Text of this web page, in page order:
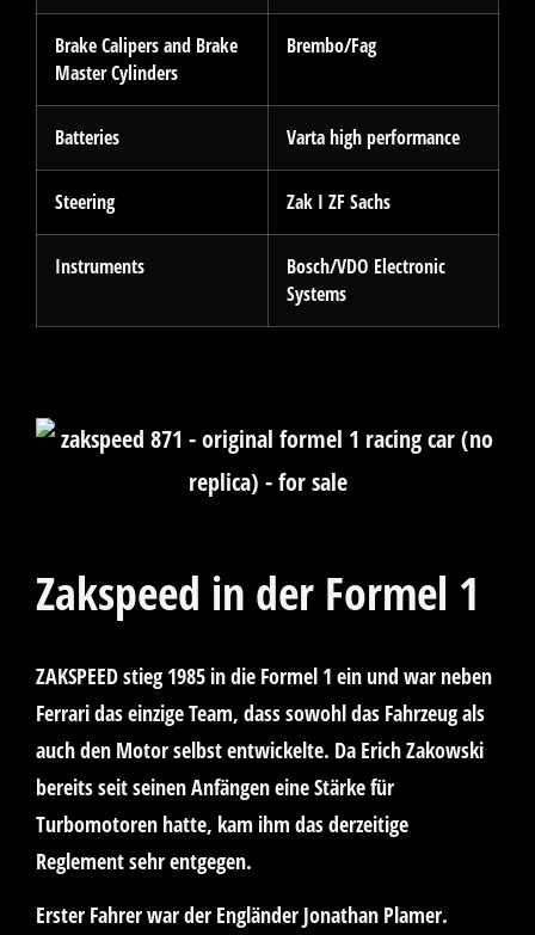
Brake Calipers and Brake
Master Cylinders
Brembo/Fag
Batteries Varta high performance
Steering Zak I ZF Sachs
Instruments
Bosch/VDO Electronic
Systems
Zakspeed in der Formel 1
ZAKSPEED stieg 1985 in die Formel 1 ein und war neben
Ferrari das einzige Team, dass sowohl das Fahrzeug als
auch den Motor selbst entwickelte. Da Erich Zakowski
bereits seit seinen Anfängen eine Stärke für
Turbomotoren hatte, kam ihm das derzeitige
Reglement sehr entgegen.
Erster Fahrer war der Engländer Jonathan Plamer.